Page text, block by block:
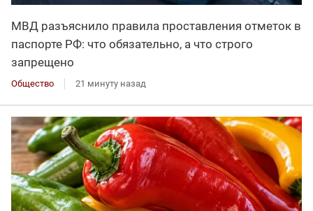
МВД разъяснило правила проставления отметок в
паспорте РФ: что обязательно, а что строго
запрещено
Общество 21 минуту назад